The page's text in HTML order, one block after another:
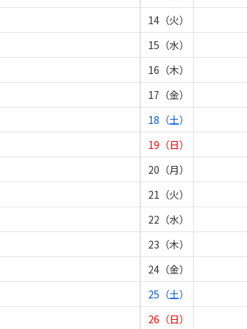
14（火）
15（水）
16（木）
17（金）
18（土）
19（日）
20（月）
21（火）
22（水）
23（木）
24（金）
25（土）
26（日）